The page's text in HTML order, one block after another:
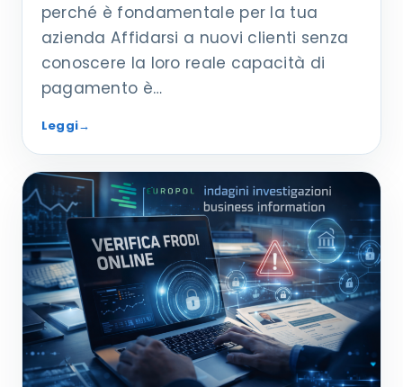
perché è fondamentale per la tua
azienda Affidarsi a nuovi clienti senza
conoscere la loro reale capacità di
pagamento è…
Leggi→